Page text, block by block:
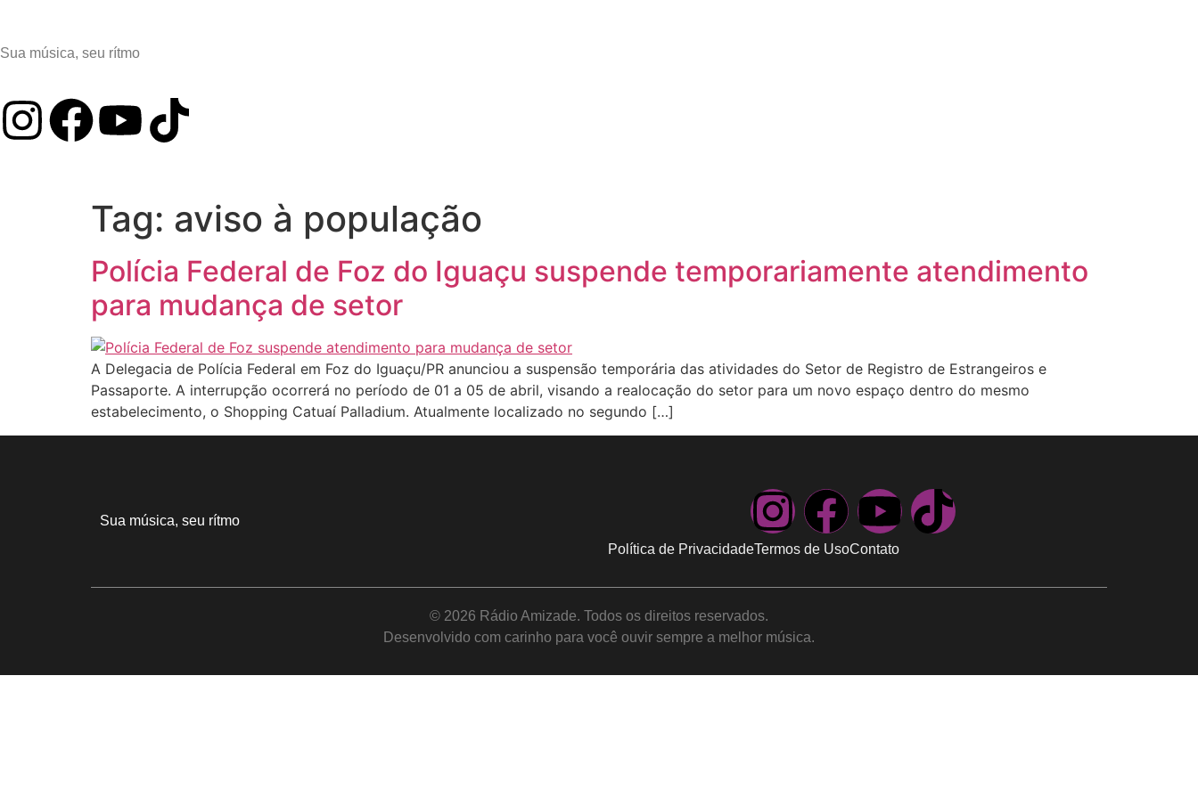
Sua música, seu rítmo
Tag: aviso à população
Polícia Federal de Foz do Iguaçu suspende temporariamente atendimento
para mudança de setor
A Delegacia de Polícia Federal em Foz do Iguaçu/PR anunciou a suspensão temporária das atividades do Setor de Registro de Estrangeiros e
Passaporte. A interrupção ocorrerá no período de 01 a 05 de abril, visando a realocação do setor para um novo espaço dentro do mesmo
estabelecimento, o Shopping Catuaí Palladium. Atualmente localizado no segundo […]
Sua música, seu rítmo
Política de PrivacidadeTermos de UsoContato
© 2026 Rádio Amizade. Todos os direitos reservados.
Desenvolvido com carinho para você ouvir sempre a melhor música.